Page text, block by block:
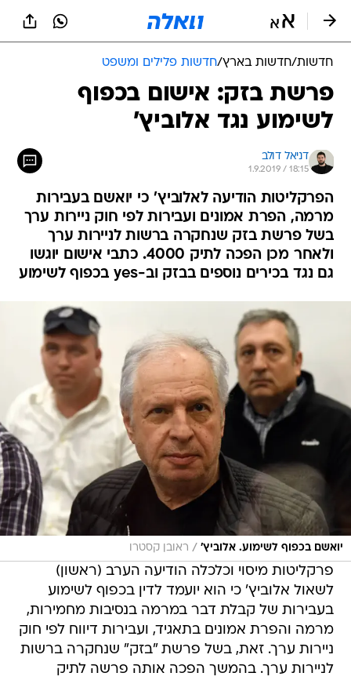
חדשות/חדשות בארץ/חדשות פלילים ומשפט
פרשת בזק: אישום בכפוף
לשימוע נגד אלוביץ'
דניאל דולב
1.9.2019 / 18:15
הפרקליטות הודיעה לאלוביץ' כי יואשם בעבירות
מרמה, הפרת אמונים ועבירות לפי חוק ניירות ערך
בשל פרשת בזק שנחקרה ברשות לניירות ערך
ולאחר מכן הפכה לתיק 4000. כתבי אישום יוגשו
גם נגד בכירים נוספים בבזק וב-yes בכפוף לשימוע
יואשם בכפוף לשימוע. אלוביץ' / ראובן קסטרו
פרקליטות מיסוי וכלכלה הודיעה הערב (ראשון)
לשאול אלוביץ' כי הוא יועמד לדין בכפוף לשימוע
בעבירות של קבלת דבר במרמה בנסיבות מחמירות,
מרמה והפרת אמונים בתאגיד, ועבירות דיווח לפי חוק
ניירות ערך. זאת, בשל פרשת "בזק" שנחקרה ברשות
לניירות ערך. בהמשך הפכה אותה פרשה לתיק